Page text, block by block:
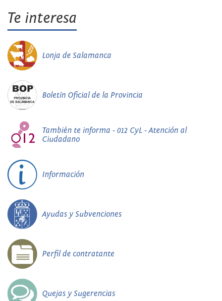
Te interesa
Lonja de Salamanca
Boletín Oficial de la Provincia
También te informa - 012 CyL - Atención al
Ciudadano
Información
Ayudas y Subvenciones
Perfil de contratante
Quejas y Sugerencias